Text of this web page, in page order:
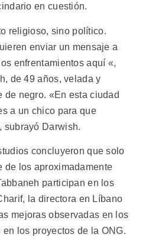
en cuestión.
religioso, sino político.
enviar un mensaje a
enfrentamientos aquí «,
de 49 años, velada y
de negro. «En esta ciudad
a un chico para que
subrayó Darwish.
concluyeron que solo
de los aproximadamente
participan en los
la directora en Líbano
mejoras observadas en los
los proyectos de la ONG.